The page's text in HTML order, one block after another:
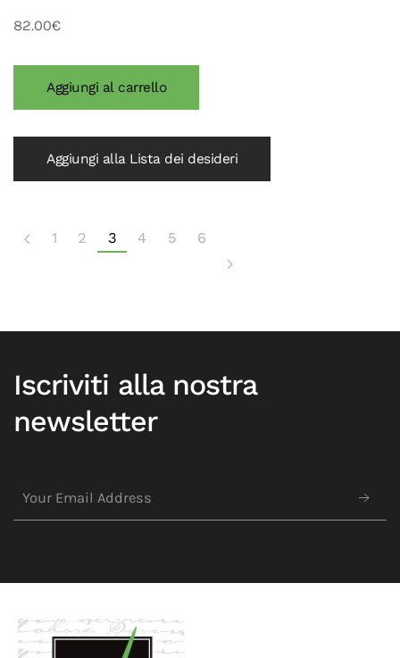
82.00€
Aggiungi alla Lista dei desideri
1 2 3 4 5 6
Iscriviti alla nostra
newsletter